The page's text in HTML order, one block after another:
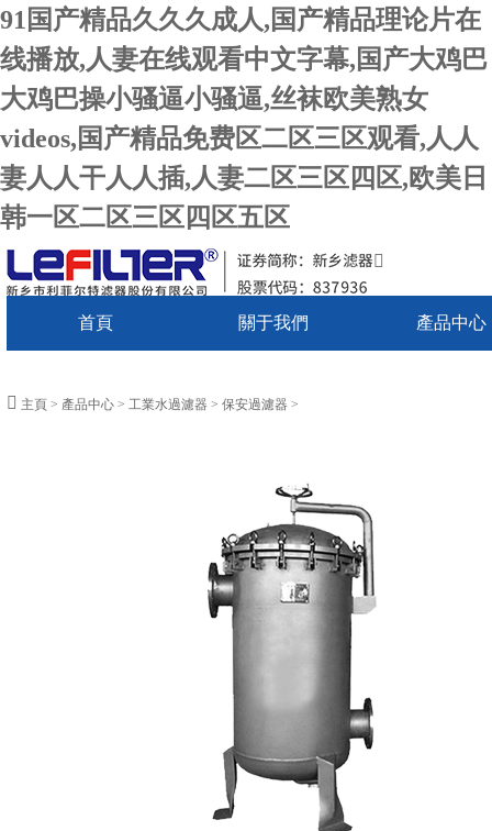
91国产精品久久久成人,国产精品理论片在
线播放,人妻在线观看中文字幕,国产大鸡巴
大鸡巴操小骚逼小骚逼,丝袜欧美熟女
videos,国产精品免费区二区三区观看,人人
妻人人干人人插,人妻二区三区四区,欧美日
韩一区二区三区四区五区
首頁 關于我們 產品中心
主頁 > 產品中心> 工業水過濾器 > 保安過濾器 >